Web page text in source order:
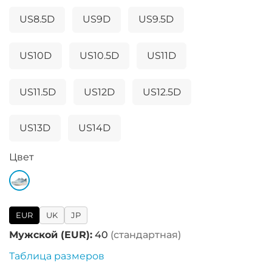
Таблица размеров
US8.5D US9D US9.5D
US10D US10.5D US11D
US11.5D US12D US12.5D
US13D US14D
Цвет
EUR UK JP
Мужской (EUR): 40 (стандартная)